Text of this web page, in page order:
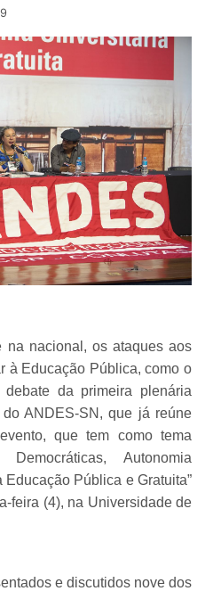
na nacional, os ataques aos
à Educação Pública, como o
da primeira plenária
ANDES-SN, que já reúne
que tem como tema
Autonomia
Pública e Gratuita”
feira (4), na Universidade de
e discutidos nove dos